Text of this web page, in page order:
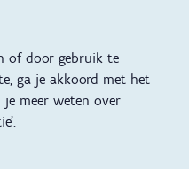
of door gebruik te
ga je akkoord met het
je meer weten over